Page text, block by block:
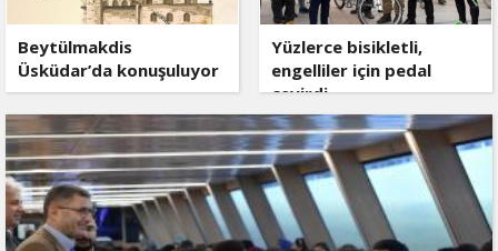
Beytülmakdis
Üsküdar’da konuşuluyor
Yüzlerce bisikletli,
engelliler için pedal
çevirdi